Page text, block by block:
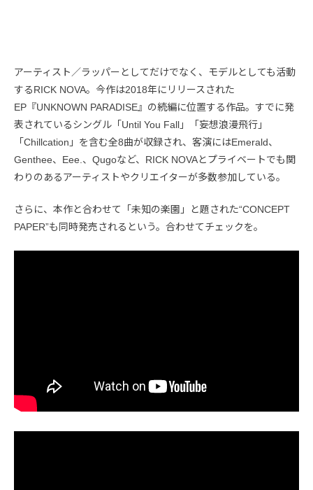
アーティスト／ラッパーとしてだけでなく、モデルとしても活動
するRICK NOVA。今作は2018年にリリースされた
EP『UNKNOWN PARADISE』の続編に位置する作品。すでに発
表されているシングル「Until You Fall」「妄想浪漫飛行」
「Chillcation」を含む全8曲が収録され、客演にはEmerald、
Genthee、Eee.、Qugoなど、RICK NOVAとプライベートでも関
わりのあるアーティストやクリエイターが多数参加している。
さらに、本作と合わせて「未知の楽園」と題された“CONCEPT
PAPER”も同時発売されるという。合わせてチェックを。